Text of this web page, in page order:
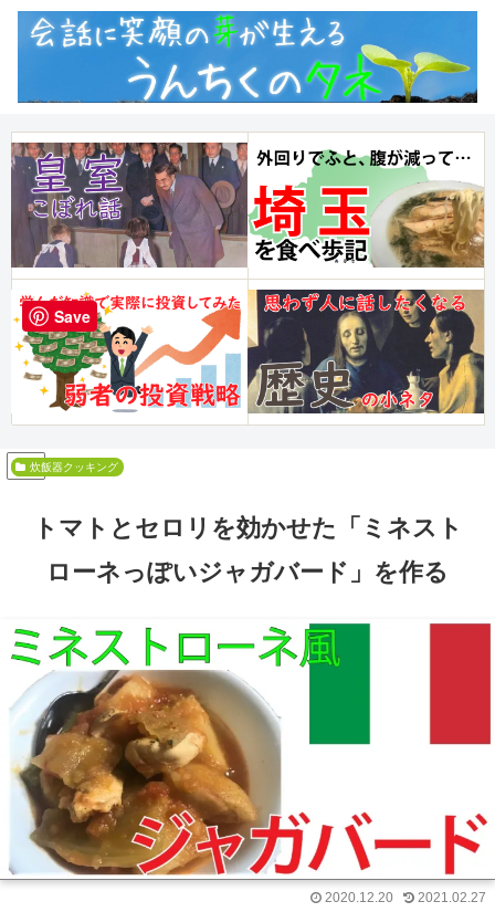
PR
トマトとセロリを効かせた「ミネスト
ローネっぽいジャガバード」を作る
2020.12.20 2021.02.27
ダイエット
炊飯器クッキング
Save